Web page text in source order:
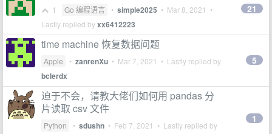
1 Go 编程语言 • simple2025 • Mar 8, 2021 •
Lastly replied byxx6412223
21
time machine 恢复数据问题
Apple • zanrenXu • Mar 7, 2021 • Lastly replied by
bclerdx
5
迫于不会，请教大佬们如何用 pandas 分
片读取 csv 文件
Python • sdushn • Feb 7, 2021 • Lastly replied by
1